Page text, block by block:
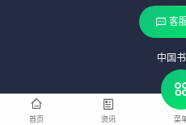
客
中国
首页 资讯 菜